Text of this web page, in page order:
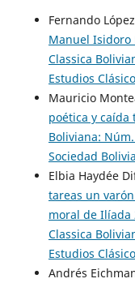
Fernando
Manuel Isidoro
Classica
Estudios
Mauricio
poética y caída
Boliviana:
Sociedad
Elbia Haydée
tareas un
moral de Ilíada
Classica
Estudios
Andrés